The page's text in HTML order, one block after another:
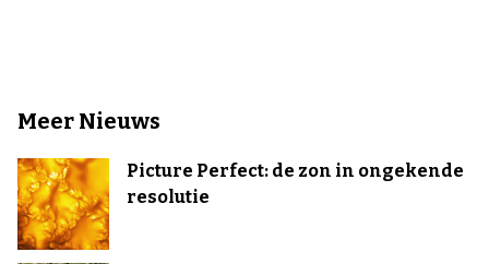
Meer Nieuws
Picture Perfect: de zon in ongekende
resolutie